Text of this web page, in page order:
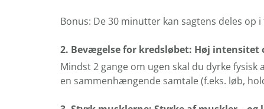
Bonus: De 30 minutter kan sagtens deles
2. Bevægelse for kredsløbet: Høj intensitet
Mindst 2 gange om ugen skal du dyrke
en sammenhængende samtale (f.eks. løb,